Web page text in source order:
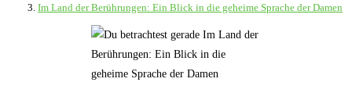
Im Land der Berührungen: Ein Blick in die geheime Sprache der Damen